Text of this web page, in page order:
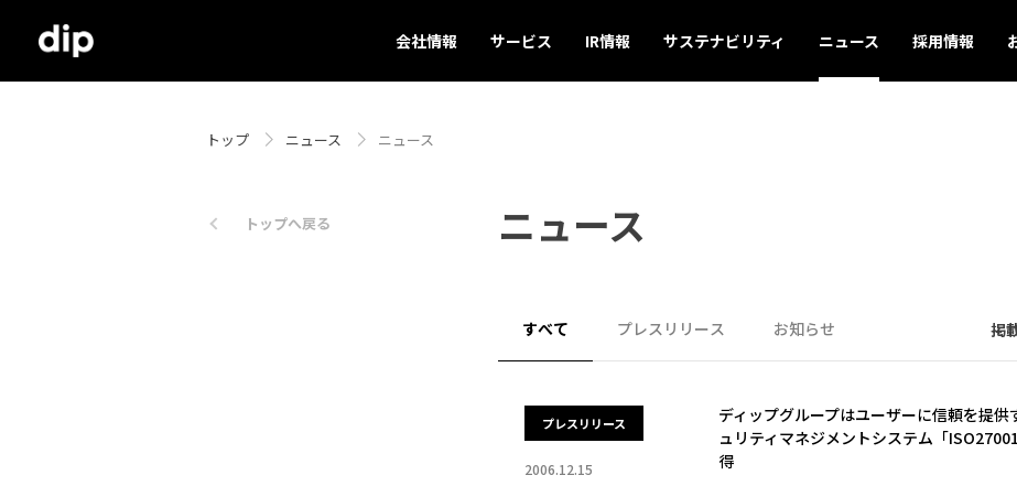
会社情報 サービス IR情報 サステナビリティ ニュース 採用情報
トップ ニュース ニュース
トップへ戻る ニュース
掲
すべて プレスリリース お知らせ
プレスリリース
2006.12.15
ディップグループはユーザーに信頼を提
ュリティマネジメントシステム「
得